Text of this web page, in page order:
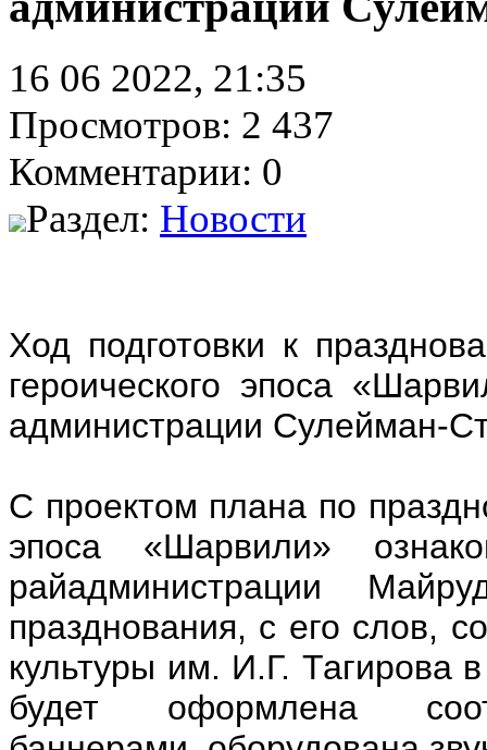
16 06 2022, 21:35
Просмотров: 2 437
Комментарии: 0
Раздел: Новости
Ход подготовки к
героического эпоса
администрации Сулейман-
С проектом плана по
эпоса «Шарвили»
райадминистрации
празднования, с его слов,
культуры им. И.Г. Тагирова
будет оформлена